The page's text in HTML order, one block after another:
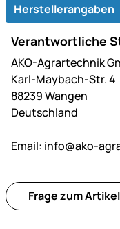
Herstellerangaben
Verantwortliche
AKO-Agrartechnik
Karl-Maybach-Str. 4
88239 Wangen
Deutschland
Email: info@ako-
Frage zum